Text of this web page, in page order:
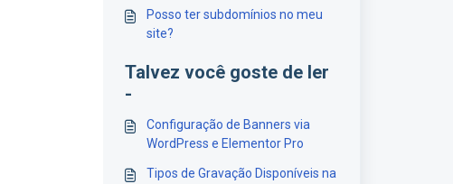
Posso ter subdomínios no meu
site?
Talvez você goste de ler
-
Configuração de Banners via
WordPress e Elementor Pro
Tipos de Gravação Disponíveis na